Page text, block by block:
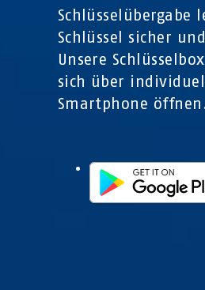
Schlüsselübergabe
Schlüssel sicher
Unsere
sich über
Smartphone